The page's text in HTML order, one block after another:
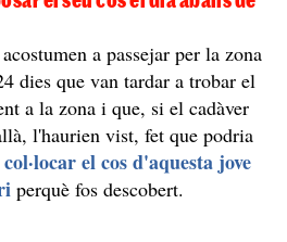
detall compatible amb un
35 anys presentavasignes de
tant amb un homicidi
nous detalls de l'informe
a la part abdominal i
cop al maluc, molt
de trànsit.